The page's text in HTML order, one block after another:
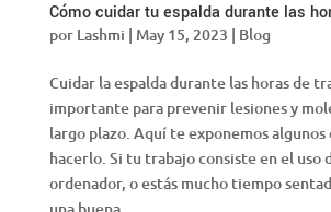
Cómo cuidar tu espalda durante las
por Lashmi | May 15, 2023 | Blog
Cuidar la espalda durante las horas de
importante para prevenir lesiones y
largo plazo. Aquí te exponemos algunos
hacerlo. Si tu trabajo consiste en el uso
ordenador, o estás mucho tiempo